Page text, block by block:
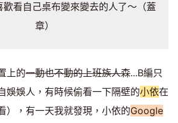
歡看自己桌布變來變去的人了～（蓋
章）
上的一動也不動的上班族人森...B編只
娛娛人，有時候偷看一下隔壁的小依在
），有一天我就發現，小依的Google